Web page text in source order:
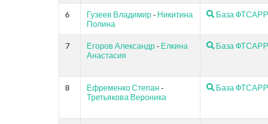
6 Гузеев Владимир - Никитина
Полина
База ФТСАРР
7 Егоров Александр - Елкина
Анастасия
База ФТСАРР
8 Ефременко Степан -
Третьякова Вероника
База ФТСАРР